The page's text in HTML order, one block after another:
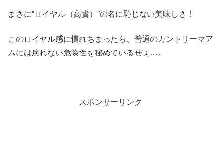
まさに”ロイヤル（高貴）”の名に恥じない美味しさ！
このロイヤル感に慣れちまったら、普通のカントリーマア
ムには戻れない危険性を秘めているぜぇ…。
スポンサーリンク